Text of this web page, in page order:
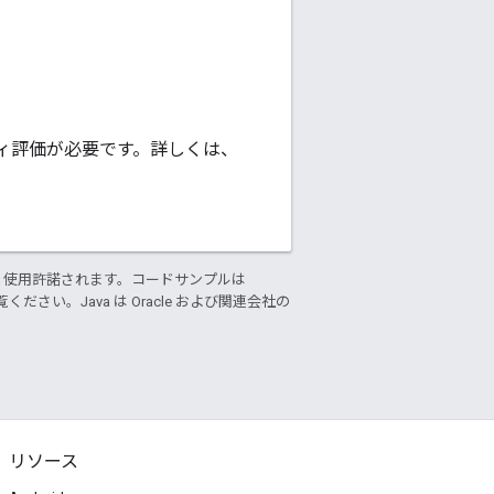
価が必要です。詳しくは、
用許諾されます。コードサンプルは
ください。Java は Oracle および関連会社の
リソース